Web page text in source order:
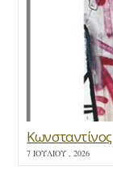
7 ΙΟΥΛΊΟΥ , 2026